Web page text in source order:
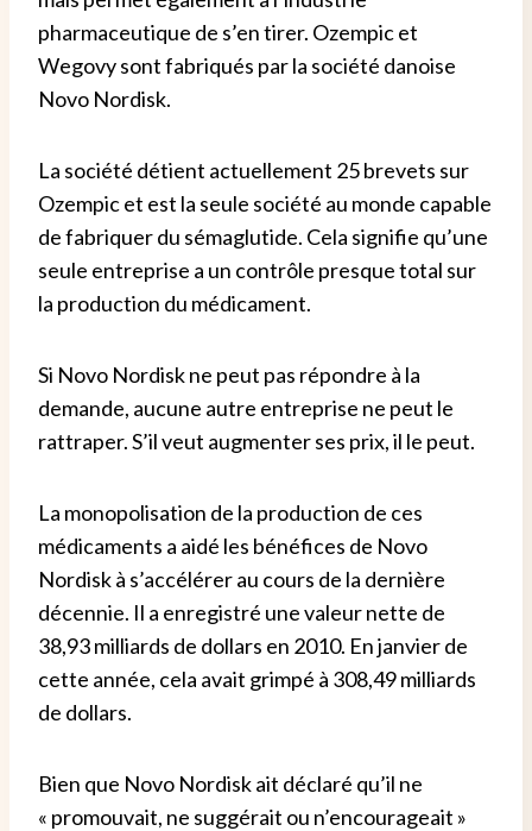
pharmaceutique de s’en tirer. Ozempic et
Wegovy sont fabriqués par la société danoise
Novo Nordisk.
La société détient actuellement 25 brevets sur
Ozempic et est la seule société au monde capable
de fabriquer du sémaglutide. Cela signifie qu’une
seule entreprise a un contrôle presque total sur
la production du médicament.
Si Novo Nordisk ne peut pas répondre à la
demande, aucune autre entreprise ne peut le
rattraper. S’il veut augmenter ses prix, il le peut.
La monopolisation de la production de ces
médicaments a aidé les bénéfices de Novo
Nordisk à s’accélérer au cours de la dernière
décennie. Il a enregistré une valeur nette de
38,93 milliards de dollars en 2010. En janvier de
cette année, cela avait grimpé à 308,49 milliards
de dollars.
Bien que Novo Nordisk ait déclaré qu’il ne
« promouvait, ne suggérait ou n’encourageait »